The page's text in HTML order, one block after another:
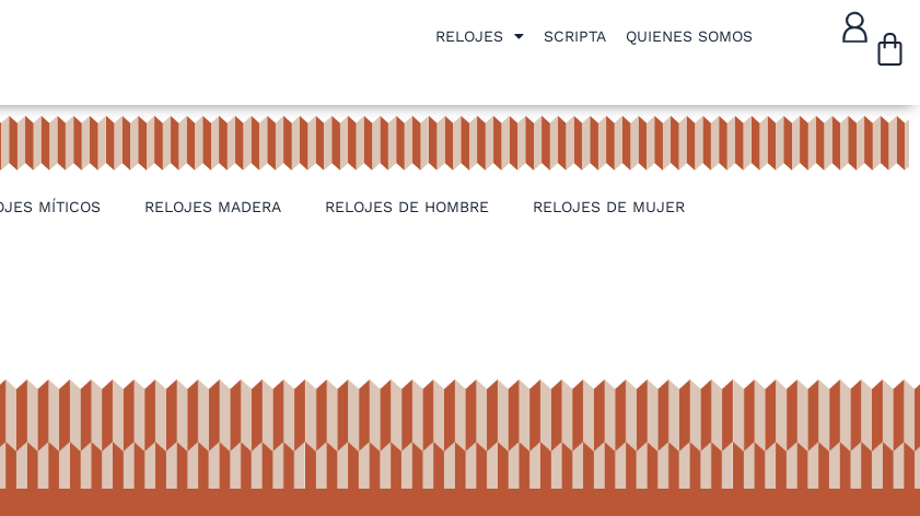
RELOJES SCRIPTA QUIENES SOMOS
MÍTICOS RELOJES MADERA RELOJES DE HOMBRE RELOJES DE MUJER